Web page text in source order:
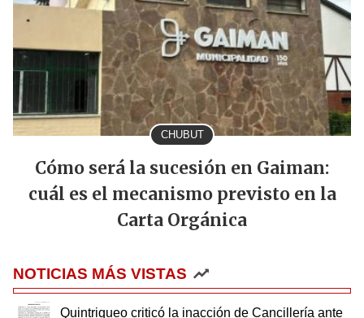
CHUBUT
Cómo será la sucesión en Gaiman:
cuál es el mecanismo previsto en la
Carta Orgánica
NOTICIAS MÁS VISTAS
Quintriqueo criticó la inacción de Cancillería ante